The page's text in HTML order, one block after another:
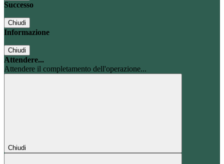
Successo
Chiudi
Informazione
Chiudi
Attendere...
Attendere il completamento dell'operazione...
Chiudi